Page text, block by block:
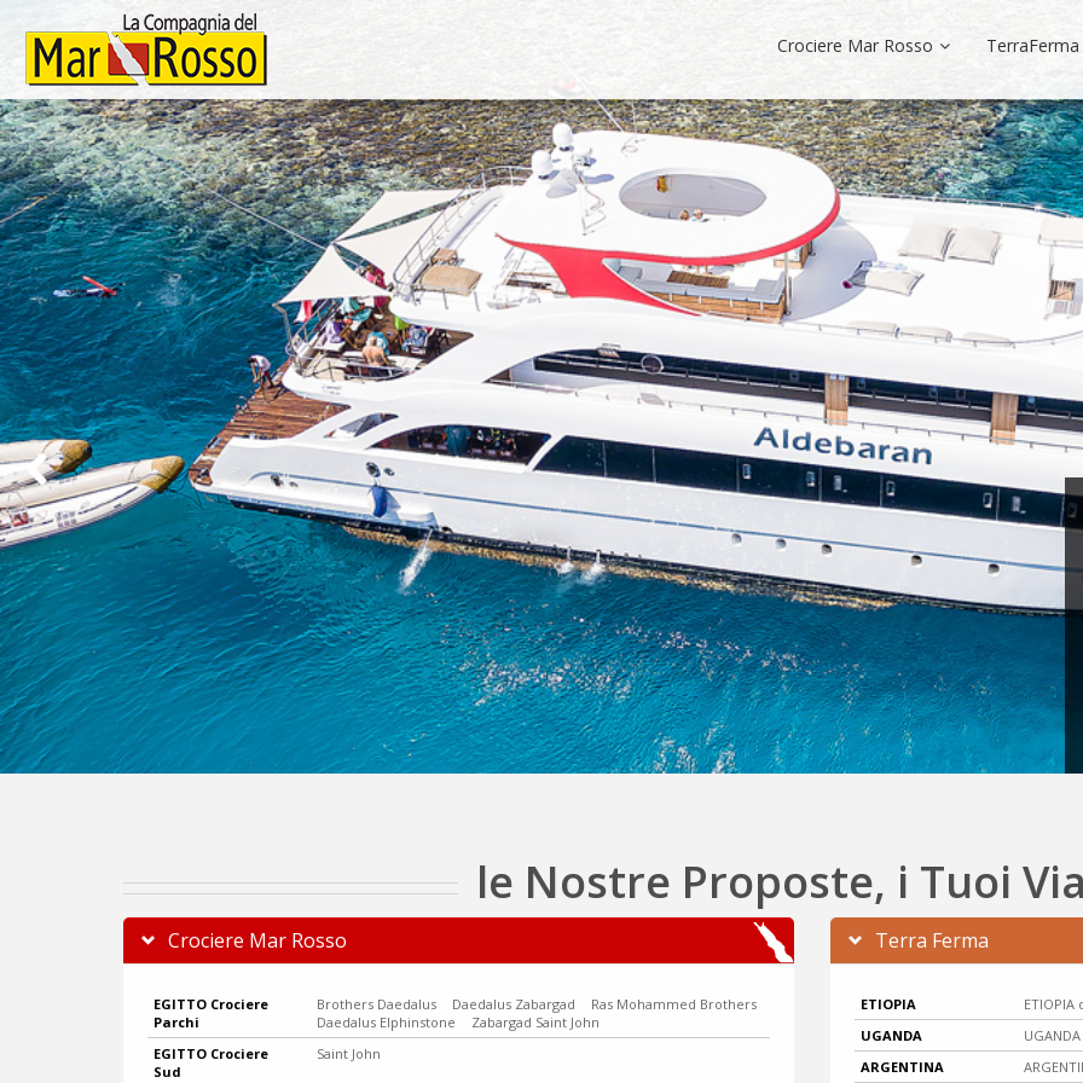
Crociere Mar Rosso TerraFerma
le Nostre Proposte, i Tuoi
Crociere Mar Rosso
EGITTO Crociere
Parchi
Brothers Daedalus Daedalus Zabargad
Ras Mohammed Brothers
Daedalus Elphinstone
Zabargad Saint John
EGITTO Crociere
Sud
Saint John
Terra Ferma
ETIOPIA
UGANDA
ARGENTINA